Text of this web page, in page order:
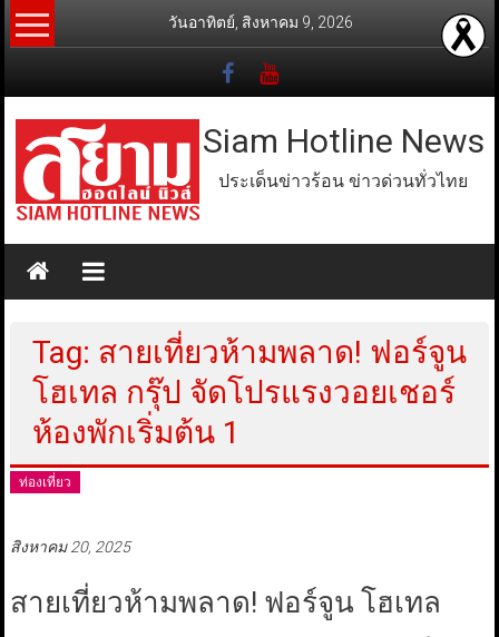
Skip
to
วันอาทิตย์, สิงหาคม 9, 2026
Siam Hotline News
ประเด็นข่าวร้อน ข่าวด่วนทั่วไทย
Tag: สายเที่ยวห้ามพลาด! ฟอร์จูน
โฮเทล กรุ๊ป จัดโปรแรงวอยเชอร์
ห้องพักเริ่มต้น 1
ท่องเที่ยว
สิงหาคม 20, 2025
สายเที่ยวห้ามพลาด! ฟอร์จูน โฮเทล